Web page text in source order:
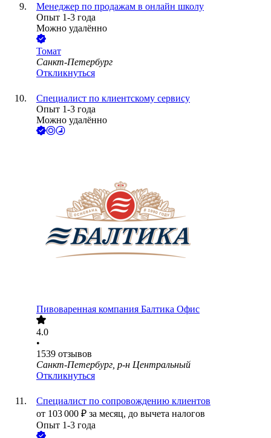
Менеджер по продажам в онлайн школу
Опыт 1-3 года
Можно удалённо
Томат
Санкт-Петербург
Откликнуться
Специалист по клиентскому сервису
Опыт 1-3 года
Можно удалённо
Пивоваренная компания Балтика Офис
4.0
•
1539 отзывов
Санкт-Петербург, р-н Центральный
Откликнуться
Специалист по сопровождению клиентов
от 103 000 ₽ за месяц, до вычета налогов
Опыт 1-3 года